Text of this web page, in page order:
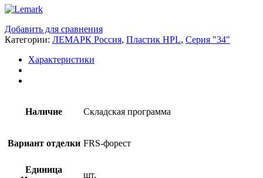
Добавить для сравнения
Категории: ЛЕМАРК Россия, Пластик HPL, Серия "34"
Характеристики
Наличие Складская программа
Вариант отделки FRS-форест
Единица
шт.